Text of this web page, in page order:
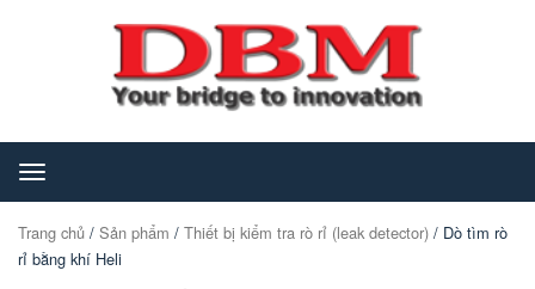
Toggle
navigation
Trang chủ / Sản phẩm / Thiết bị kiểm tra rò rỉ (leak detector) / Dò tìm rò
rỉ bằng khí Heli